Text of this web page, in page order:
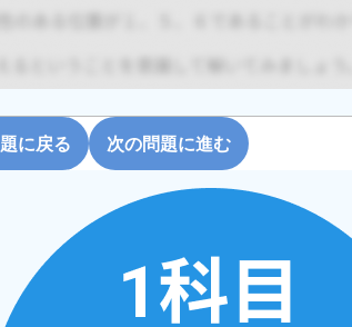
に戻る 次の問題に進む